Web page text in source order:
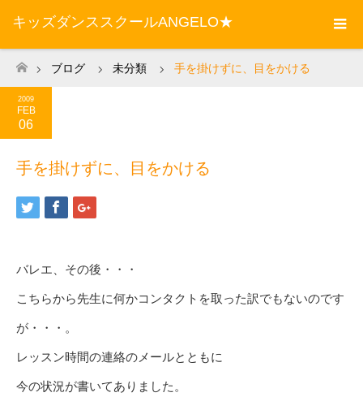
キッズダンススクールANGELO★
ホーム
ブログ 未分類 手を掛けずに、目をかける
2009
FEB
06
手を掛けずに、目をかける
バレエ、その後・・・
こちらから先生に何かコンタクトを取った訳でもないのです
が・・・。
レッスン時間の連絡のメールとともに
今の状況が書いてありました。